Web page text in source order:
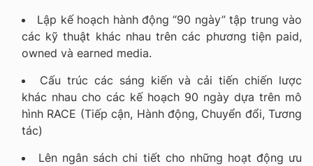
Lập kế hoạch hành động “90 ngày” tập trung vào
các kỹ thuật khác nhau trên các phương tiện paid,
owned và earned media.
Cấu trúc các sáng kiến và cải tiến chiến lược
khác nhau cho các kế hoạch 90 ngày dựa trên mô
hình RACE (Tiếp cận, Hành động, Chuyển đổi, Tương
tác)
Lên ngân sách chi tiết cho những hoạt động ưu